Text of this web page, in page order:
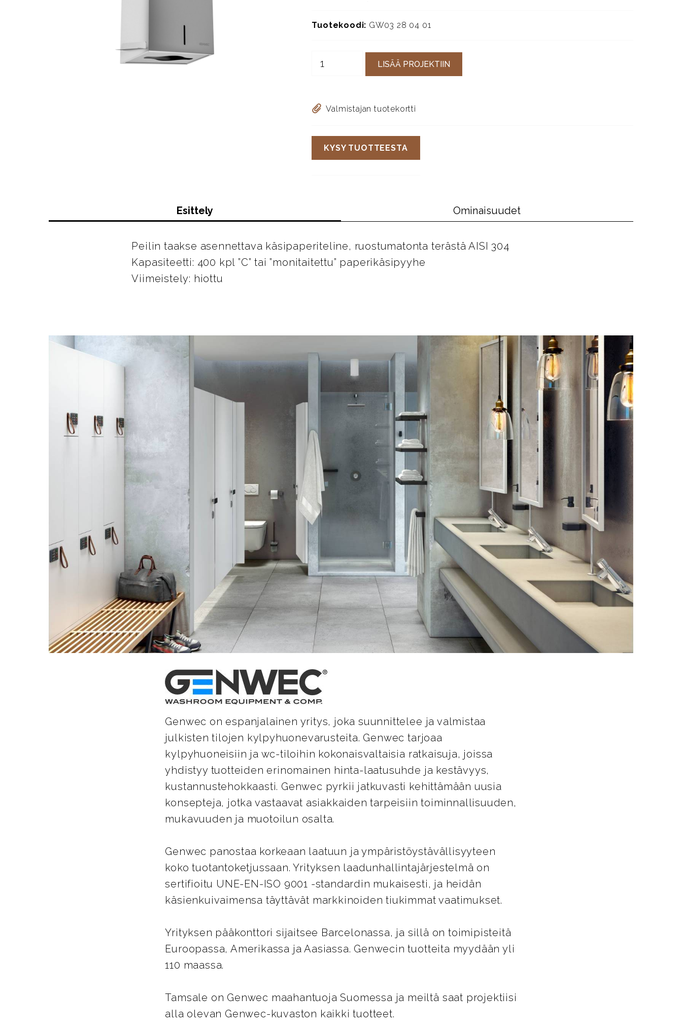
Tuotekoodi: GW03 28 04 01
LISÄÄ PROJEKTIIN
Valmistajan tuotekortti
KYSY TUOTTEESTA
Esittely Ominaisuudet
Peilin taakse asennettava käsipaperiteline, ruostumatonta terästä AISI 304
Kapasiteetti: 400 kpl ”C” tai ”monitaitettu” paperikäsipyyhe
Viimeistely: hiottu
Genwec on espanjalainen yritys, joka suunnittelee ja valmistaa
julkisten tilojen kylpyhuonevarusteita. Genwec tarjoaa
kylpyhuoneisiin ja wc-tiloihin kokonaisvaltaisia ratkaisuja, joissa
yhdistyy tuotteiden erinomainen hinta-laatusuhde ja kestävyys,
kustannustehokkaasti. Genwec pyrkii jatkuvasti kehittämään uusia
konsepteja, jotka vastaavat asiakkaiden tarpeisiin toiminnallisuuden,
mukavuuden ja muotoilun osalta.
Genwec panostaa korkeaan laatuun ja ympäristöystävällisyyteen
koko tuotantoketjussaan. Yrityksen laadunhallintajärjestelmä on
sertifioitu UNE-EN-ISO 9001 -standardin mukaisesti, ja heidän
käsienkuivaimensa täyttävät markkinoiden tiukimmat vaatimukset.
Yrityksen pääkonttori sijaitsee Barcelonassa, ja sillä on toimipisteitä
Euroopassa, Amerikassa ja Aasiassa. Genwecin tuotteita myydään yli
110 maassa.
Tamsale on Genwec maahantuoja Suomessa ja meiltä saat projektiisi
alla olevan Genwec-kuvaston kaikki tuotteet.